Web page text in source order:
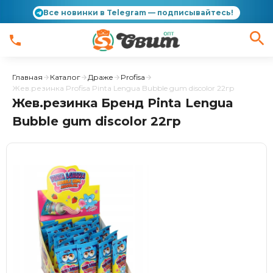
Все новинки в Telegram — подписывайтесь!
Главная Каталог Драже
Profisa
Жев.резинка Profisa Pinta Lengua Bubble gum discolor 22гр
Жев.резинка Бренд Pinta Lengua
Bubble gum discolor 22гр